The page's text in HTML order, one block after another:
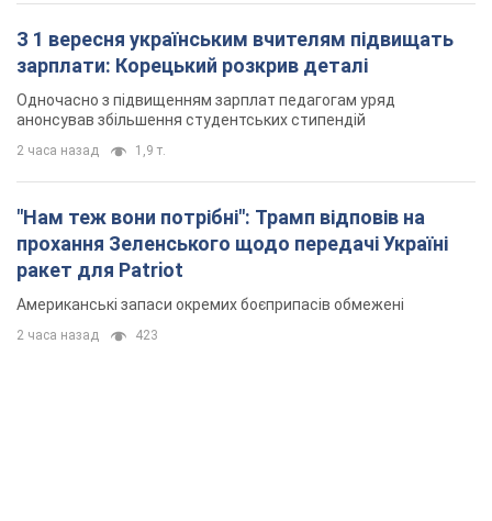
З 1 вересня українським вчителям підвищать
зарплати: Корецький розкрив деталі
Одночасно з підвищенням зарплат педагогам уряд
анонсував збільшення студентських стипендій
2 часа назад 1,9 т.
"Нам теж вони потрібні": Трамп відповів на
прохання Зеленського щодо передачі Україні
ракет для Patriot
Американські запаси окремих боєприпасів обмежені
2 часа назад 423